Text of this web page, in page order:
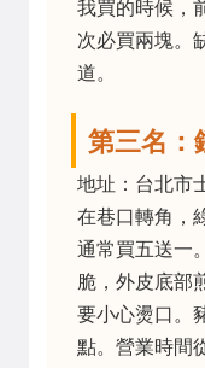
我買的時候，
次必買兩塊。
道。
第三名：
地址：台北市
在巷口轉角，
通常買五送一
脆，外皮底部
要小心燙口。
點。營業時間